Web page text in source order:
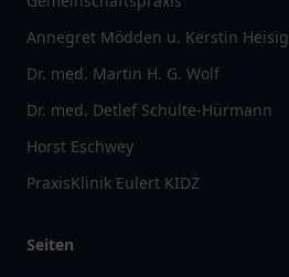
Annegret Mödden u. Kerstin Heisig
Dr. med. Martin H. G. Wolf
Dr. med. Detlef Schulte-Hürmann
Horst Eschwey
PraxisKlinik Eulert KIDZ
Seiten